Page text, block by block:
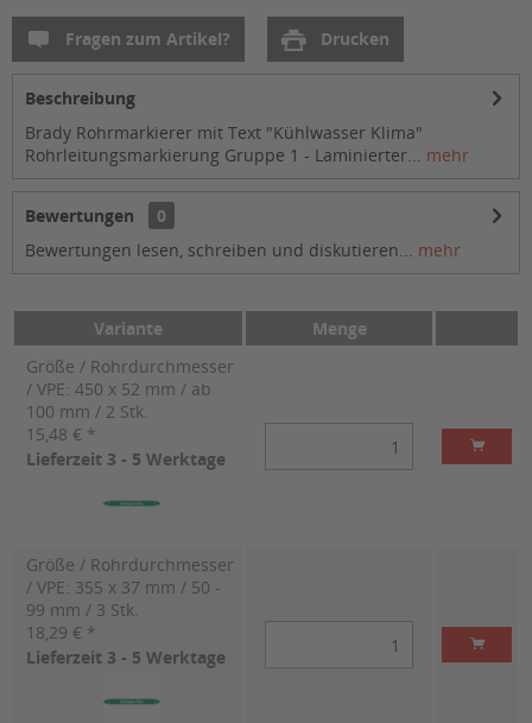
Fragen zum Artikel? Drucken
Beschreibung
Brady Rohrmarkierer mit Text "Kühlwasser Klima"
Rohrleitungsmarkierung Gruppe 1 - Laminierter... mehr
Bewertungen
0
Bewertungen lesen, schreiben und diskutieren... mehr
Variante
Menge
Größe / Rohrdurchmesser
/ VPE: 450 x 52 mm / ab
100 mm / 2 Stk.
15,48 € *
Lieferzeit 3 - 5 Werktage
Größe / Rohrdurchmesser
/ VPE: 355 x 37 mm / 50 -
99 mm / 3 Stk.
18,29 € *
Lieferzeit 3 - 5 Werktage